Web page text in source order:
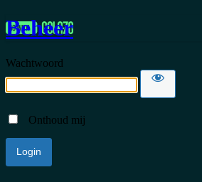
Beheer
Wachtwoord
Onthoud mij